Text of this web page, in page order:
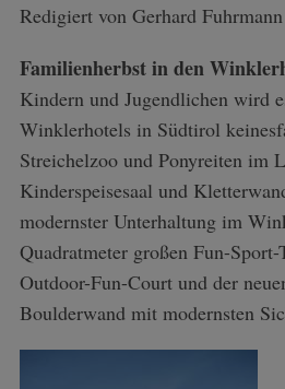
Redigiert von Gerhard Fuhrmann
Familienherbst in den
Kindern und Jugendlichen wird
Winklerhotels in Südtirol
Streichelzoo und Ponyreiten im
Kinderspeisesaal und
modernster Unterhaltung im
Quadratmeter großen Fun-
Outdoor-Fun-Court und der
Boulderwand mit modernsten